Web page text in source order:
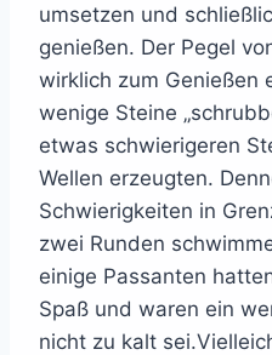
umsetzen und
genießen. Der Pegel
wirklich zum Genießen
wenige Steine
etwas schwierigeren
Wellen erzeugten.
Schwierigkeiten in
zwei Runden
einige Passanten
Spaß und waren ein
nicht zu kalt